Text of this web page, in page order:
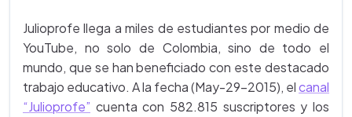
Julioprofe llega a miles de estudiantes por medio de
YouTube, no solo de Colombia, sino de todo el
mundo, que se han beneficiado con este destacado
trabajo educativo. A la fecha (May-29-2015), elcanal
“Julioprofe” cuenta con 582.815 suscriptores y los